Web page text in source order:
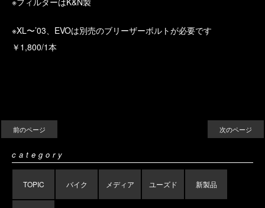
※XL〜’03、EVOは別売のブリーザーボルトが必要です
￥1,800/1本
前のページ 次のページ
category
TOPIC バイク メディア ユーズド 新製品